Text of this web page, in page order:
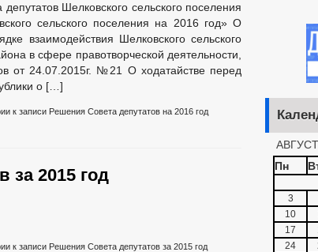
И ОБЯЗАТЕЛЬСТВАХ ИМУЩЕСТВЕННОГО ХАРАКТЕРА
ПОВЕДЕНИЮ И УРЕГУЛИРОВАНИЮ КОНФЛИКТА
КОРРУПЦИИ
_
ПЕРЕЧНИ ПОРУЧЕНИЙ
2021
2020
ПРОЕКТЫ
АДМИНИСТРАТИВНЫЕ РЕГЛАМЕНТЫ
ПРОТЕСТЫ
Шелковского сельского поселения
сельского поселения на 2016 год» О
взаимодействия Шелковского сельского
в сфере правотворческой деятельности,
от 24.07.2015г. №21 О ходатайстве перед
о […]
к записи Решения Совета депутатов на 2016 год
за 2015 год
к записи Решения Совета депутатов за 2015 год
Пн
3
10
17
24